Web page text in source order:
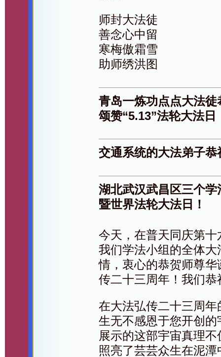
师封大法徒
善念心中留
寒梅傲霜雪
助师绣洪图
青岛一炼功点点大法
颂赞“5.13”法轮大法日
交通系统的大法弟子
湖北武汉武昌区三个
暨世界法轮大法日！
今天，在普天同庆第
我们学法小组的全体
情，衷心的恭贺师尊
传二十三周年！我们
在大法弘传二十三周
生无不感恩于您开创
展示的这部宇宙真理
照亮了芸芸众生在泥